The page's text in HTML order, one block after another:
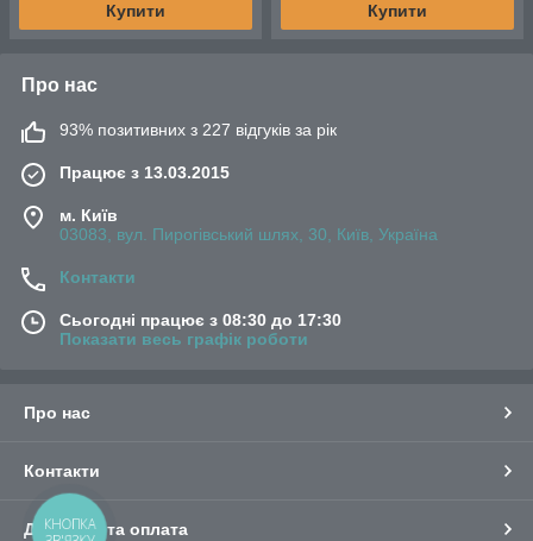
Купити Купити
Про нас
93% позитивних з 227 відгуків за рік
Працює з 13.03.2015
м. Київ
03083, вул. Пирогівський шлях, 30, Київ, Україна
Контакти
Сьогодні працює з 08:30 до 17:30
Показати весь графік роботи
Про нас
Контакти
Доставка та оплата
КНОПКА